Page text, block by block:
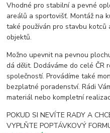
Vhodné pro stabilní a pevné
areálů a sportovišť. Montáž na
také používán pro stavbu kotců
objektů.
Možno upevnit na pevnou
dá dělit. Dodáváme do celé ČR
společností. Provádíme také
bezplatné poradenství. Rádi
materiál nebo kompletní
POKUD SI NEVÍTE RADY A
VYPLŇTE POPTÁVKOVÝ